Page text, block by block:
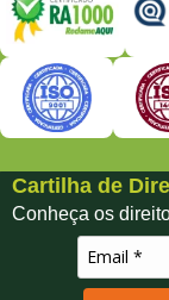
Cartilha de
Conheça os
Copyright © Grupo
Saúde